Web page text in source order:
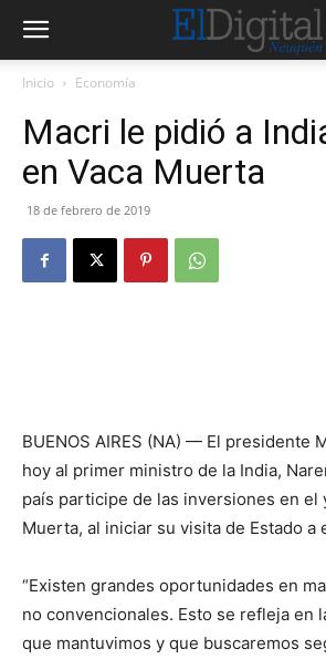
Inicio Economía
Macri le pidió a
en Vaca Muerta
18 de febrero de 2019
BUENOS AIRES (NA) — El presidente
hoy al primer ministro de la India,
país participe de las inversiones en el
Muerta, al iniciar su visita de Estado a
“Existen grandes oportunidades en
no convencionales. Esto se refleja en
que mantuvimos y que buscaremos